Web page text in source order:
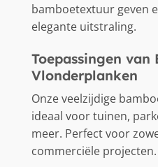
bamboetextuur geven
elegante uitstraling.
Toepassingen van
Vlonderplanken
Onze veelzijdige
ideaal voor tuinen,
meer. Perfect voor
commerciële projecten.